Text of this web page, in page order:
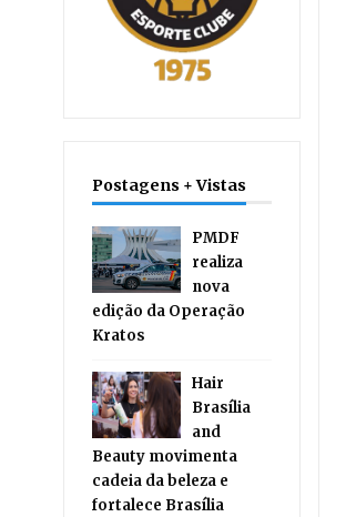
Postagens + Vistas
PMDF
realiza
nova
edição da Operação
Kratos
Hair
Brasília
and
Beauty movimenta
cadeia da beleza e
fortalece Brasília